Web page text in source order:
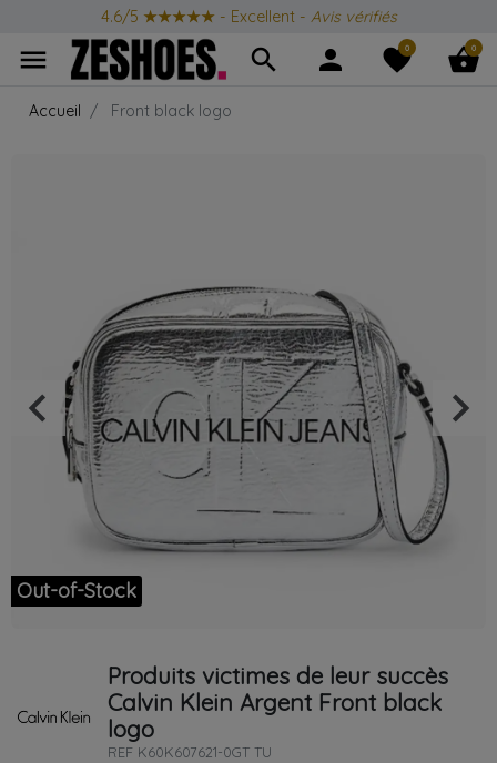
4.6/5 ★★★★★ - Excellent - Avis vérifiés
menu search person favorite
0 shopping_basket
0
Accueil Front black logo
Out-of-Stock
Précédent
keyboard_arrow_left keyboard_arrow_right
Produits victimes de leur succès
Calvin Klein Argent Front black
logo
REF K60K607621-0GT TU